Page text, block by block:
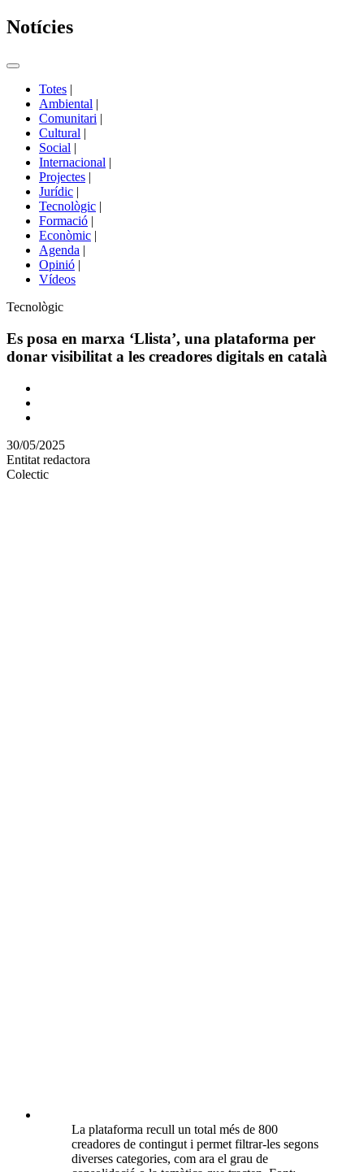
Notícies
Commutador
portals
Totes |
Ambiental |
Comunitari |
Cultural |
Social |
Internacional |
Projectes |
Jurídic |
Tecnològic |
Formació |
Econòmic |
Agenda |
Opinió |
Vídeos
Àmbit
la
notícia
Tecnològic
Es posa en marxa ‘Llista’, una plataforma per
donar visibilitat a les creadores digitals en català
Comparteix
altres
xarxes
socials
30/05/2025
Entitat redactora
Colectic
La plataforma recull un total més de 800
creadores de contingut i permet filtrar-les segons
diverses categories, com ara el grau de